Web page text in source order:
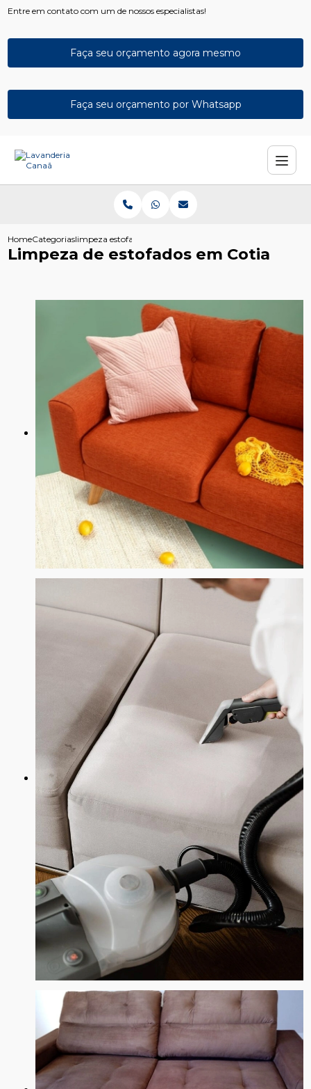
Entre em contato com um de nossos especialistas!
Faça seu orçamento agora mesmo
Faça seu orçamento por Whatsapp
HomeCategoriaslimpeza estofados cotia
Limpeza de estofados em Cotia